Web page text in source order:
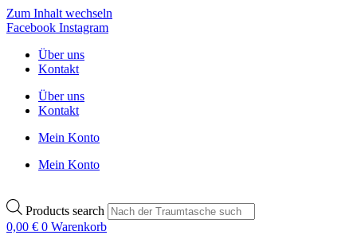
Zum Inhalt wechseln
Facebook Instagram
Über uns
Kontakt
Über uns
Kontakt
Mein Konto
Mein Konto
Products search
0,00 € 0 Warenkorb